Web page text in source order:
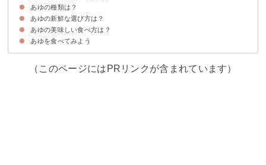
あゆは旬の時期で名称・味わいが変わる
①稚鮎
②若鮎
③成魚
④子持ち鮎（落ち鮎）
あゆの種類は？
①天然の鮎
②養殖の鮎
③湖産の鮎
④海産の鮎
鮎の主産地
あゆの新鮮な選び方は？
新鮮な鮎の特徴
あゆの美味しい食べ方は？
①塩焼きにして食べる
②ムニエルにして食べる
③鮎飯にして食べる
あゆを食べてみよう
（このページにはPRリンクが含まれています）